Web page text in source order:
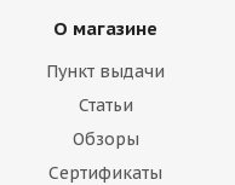
О магазине
Пункт выдачи
Статьи
Обзоры
Сертификаты